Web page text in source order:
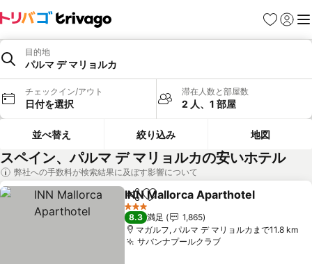
お気に入り
ログイ
メ
目的地
パルマ デ マリョルカ
チェックイン/アウト
日付を選択
滞在人数と部屋数
2 人、1 部屋
並べ替え 絞り込み 地図
スペイン、パルマ デ マリョルカの安いホテル
弊社への手数料が検索結果に及ぼす影響について
シェアお気に入りに追加
INN Mallorca Aparthotel
3 ホテルのランク
8.3 満足
1,865
マガルフ, パルマ デ マリョルカまで11.8 km
サバンナプールクラブ